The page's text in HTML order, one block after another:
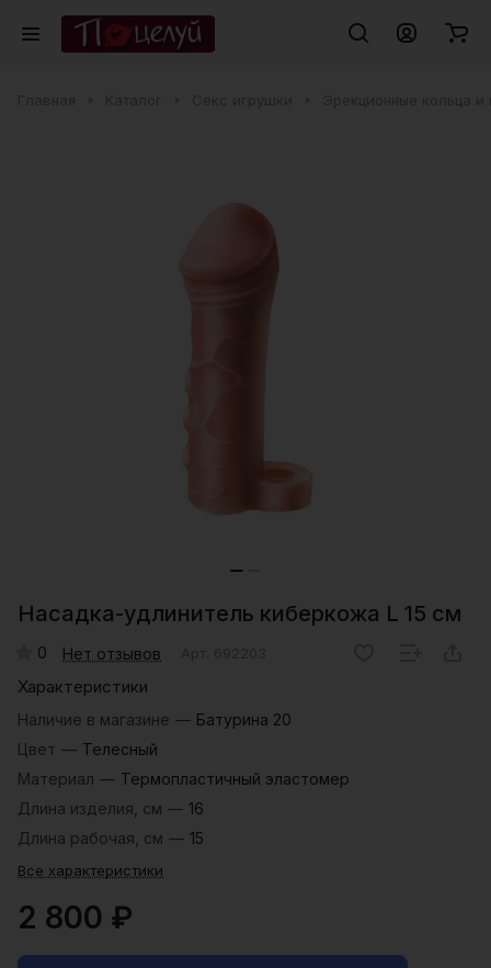
Насадка-удлинитель киберкожа L 15 см
0 Нет отзывов
Характеристики
Наличие в магазине — Батурина 20
Цвет — Телесный
Материал — Термопластичный эластомер
Длина изделия, см — 16
Длина рабочая, см — 15
Все характеристики
2 800 ₽